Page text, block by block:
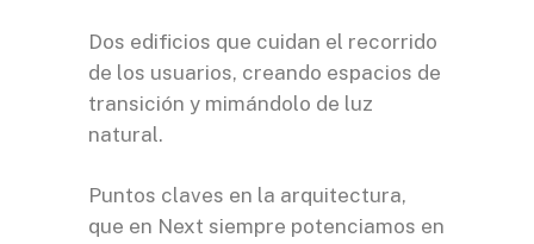
Dos edificios que cuidan el recorrido
de los usuarios, creando espacios de
transición y mimándolo de luz
natural.
Puntos claves en la arquitectura,
que en Next siempre potenciamos en